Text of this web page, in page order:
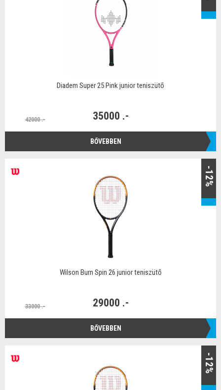
Diadem Super 25 Pink junior teniszütő
42000 .- 35000 .-
BŐVEBBEN
-12%
Wilson Burn Spin 26 junior teniszütő
33000 .- 29000 .-
BŐVEBBEN
-12%